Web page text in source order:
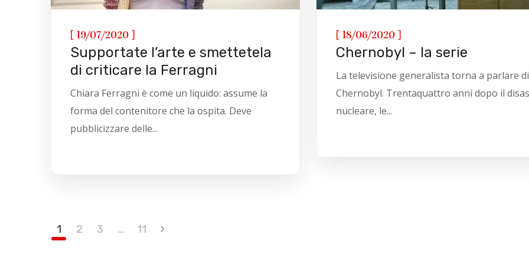
[ 19/07/2020 ]
Supportate l’arte e smettetela
di criticare la Ferragni
Chiara Ferragni è come un liquido: assume la
forma del contenitore che la ospita. Deve
pubblicizzare delle...
[ 18/06/2020 ]
Chernobyl – la serie
La televisione generalista torna a parlare di
Chernobyl. Trentaquattro anni dopo il
nucleare, le...
1 2 3 … 11